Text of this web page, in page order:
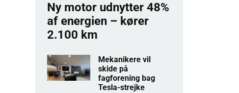
Ny motor udnytter 48%
af energien – kører
2.100 km
Mekanikere vil
skide på
fagforening bag
Tesla-strejke